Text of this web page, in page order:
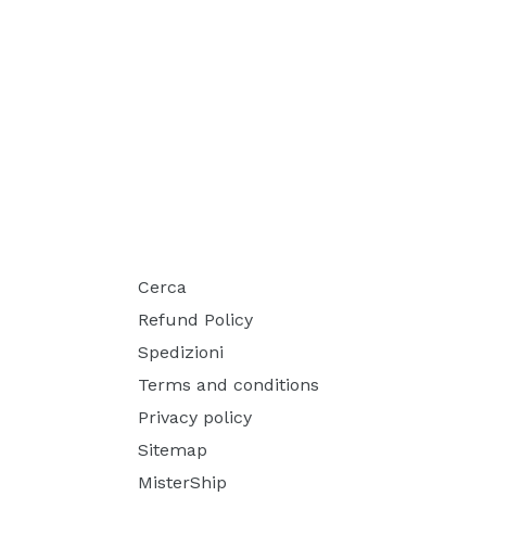
Cerca
Refund Policy
Spedizioni
Terms and conditions
Privacy policy
Sitemap
MisterShip